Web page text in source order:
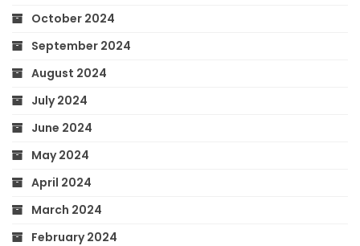
October 2024
September 2024
August 2024
July 2024
June 2024
May 2024
April 2024
March 2024
February 2024